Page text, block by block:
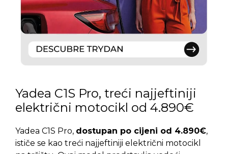
Yadea C1S Pro, treći najjeftiniji
električni motocikl od 4.890€
Yadea C1S Pro, dostupan po cijeni od 4.890€,
ističe se kao treći najjeftiniji električni motocikl